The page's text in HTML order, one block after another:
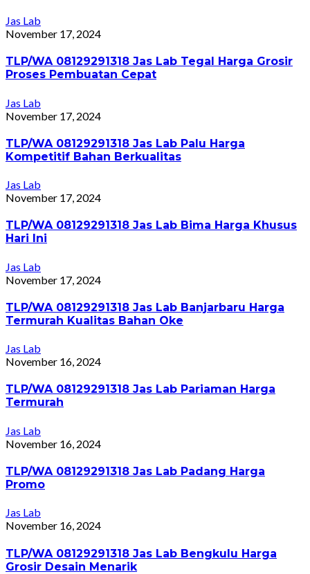
Jas Lab
November 17, 2024
TLP/WA 08129291318 Jas Lab Tegal Harga Grosir
Proses Pembuatan Cepat
Jas Lab
November 17, 2024
TLP/WA 08129291318 Jas Lab Palu Harga
Kompetitif Bahan Berkualitas
Jas Lab
November 17, 2024
TLP/WA 08129291318 Jas Lab Bima Harga Khusus
Hari Ini
Jas Lab
November 17, 2024
TLP/WA 08129291318 Jas Lab Banjarbaru Harga
Termurah Kualitas Bahan Oke
Jas Lab
November 16, 2024
TLP/WA 08129291318 Jas Lab Pariaman Harga
Termurah
Jas Lab
November 16, 2024
TLP/WA 08129291318 Jas Lab Padang Harga
Promo
Jas Lab
November 16, 2024
TLP/WA 08129291318 Jas Lab Bengkulu Harga
Grosir Desain Menarik